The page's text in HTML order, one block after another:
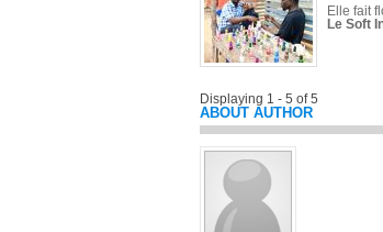
Elle fait
Le Soft
Displaying 1 - 5 of 5
ABOUT AUTHOR